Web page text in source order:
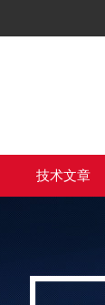
技术文章